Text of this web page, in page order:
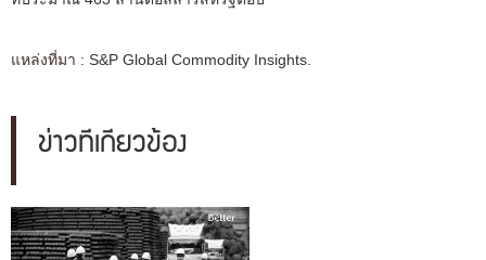
แหล่งที่มา : S&P Global Commodity Insights.
ข่าวที่เกี่ยวข้อง